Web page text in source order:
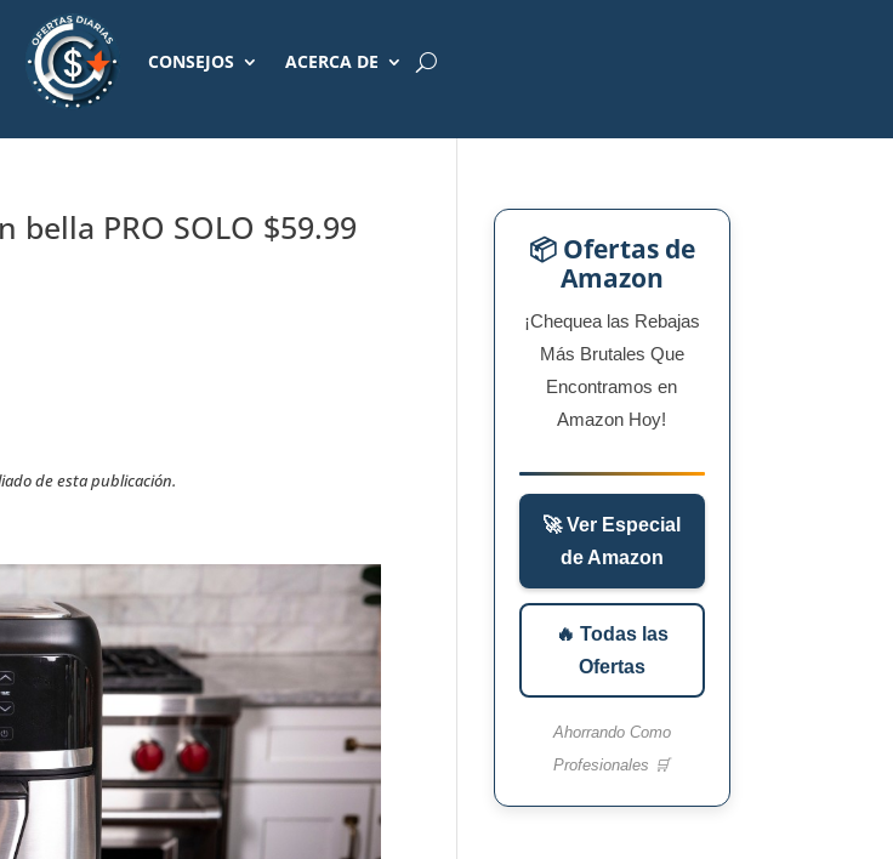
CONSEJOS ACERCA DE
bella PRO SOLO $59.99
de esta publicación.
📦 Ofertas de
Amazon
¡Chequea las Rebajas
Más Brutales Que
Encontramos en
Amazon Hoy!
🚀 Ver Especial
de Amazon
🔥 Todas las
Ofertas
Ahorrando Como
Profesionales 🛒